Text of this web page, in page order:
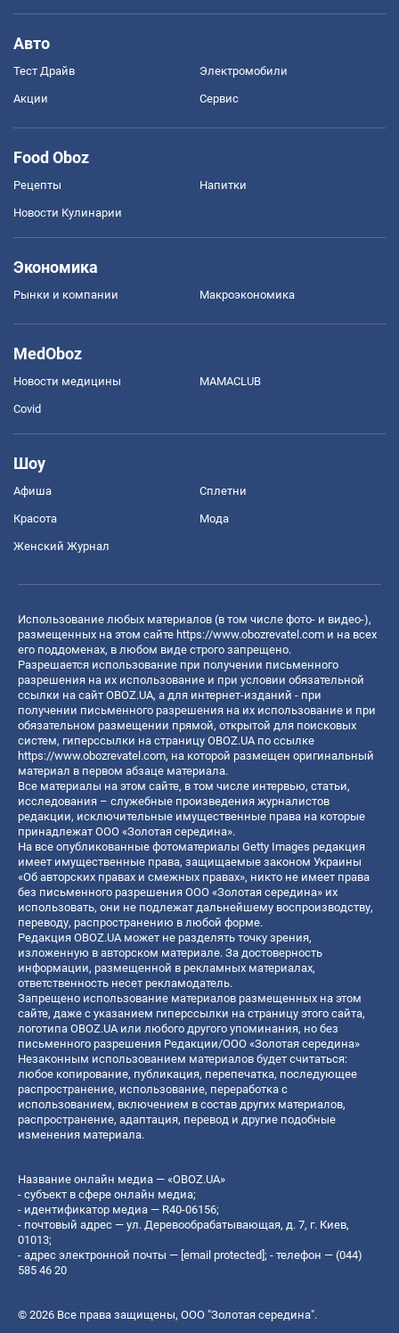
Авто
Тест Драйв Электромобили
Акции Сервис
Food Oboz
Рецепты Напитки
Новости Кулинарии
Экономика
Рынки и компании Mакроэкономика
MedOboz
Новости медицины MAMACLUB
Covid
Шоу
Афиша Сплетни
Красота Мода
Женский Журнал
Использование любых материалов (в том числе фото- и видео-),
размещенных на этом сайте https://www.obozrevatel.com и на всех
его поддоменах, в любом виде строго запрещено.
Разрешается использование при получении письменного
разрешения на их использование и при условии обязательной
ссылки на сайт OBOZ.UA, а для интернет-изданий - при
получении письменного разрешения на их использование и при
обязательном размещении прямой, открытой для поисковых
систем, гиперссылки на страницу OBOZ.UA по ссылке
https://www.obozrevatel.com, на которой размещен оригинальный
материал в первом абзаце материала.
Все материалы на этом сайте, в том числе интервью, статьи,
исследования – служебные произведения журналистов
редакции, исключительные имущественные права на которые
принадлежат ООО «Золотая середина».
На все опубликованные фотоматериалы Getty Images редакция
имеет имущественные права, защищаемые законом Украины
«Об авторских правах и смежных правах», никто не имеет права
без письменного разрешения ООО «Золотая середина» их
использовать, они не подлежат дальнейшему воспроизводству,
переводу, распространению в любой форме.
Редакция OBOZ.UA может не разделять точку зрения,
изложенную в авторском материале. За достоверность
информации, размещенной в рекламных материалах,
ответственность несет рекламодатель.
Запрещено использование материалов размещенных на этом
сайте, даже с указанием гиперссылки на страницу этого сайта,
логотипа OBOZ.UA или любого другого упоминания, но без
письменного разрешения Редакции/ООО «Золотая середина»
Незаконным использованием материалов будет считаться:
любое копирование, публикация, перепечатка, последующее
распространение, использование, переработка с
использованием, включением в состав других материалов,
распространение, адаптация, перевод и другие подобные
изменения материала.
Название онлайн медиа — «OBOZ.UA»
- субъект в сфере онлайн медиа;
- идентификатор медиа — R40-06156;
- почтовый адрес — ул. Деревообрабатывающая, д. 7, г. Киев,
01013;
- адрес электронной почты — [email protected]; - телефон — (044)
585 46 20
© 2026 Все права защищены, ООО "Золотая середина".